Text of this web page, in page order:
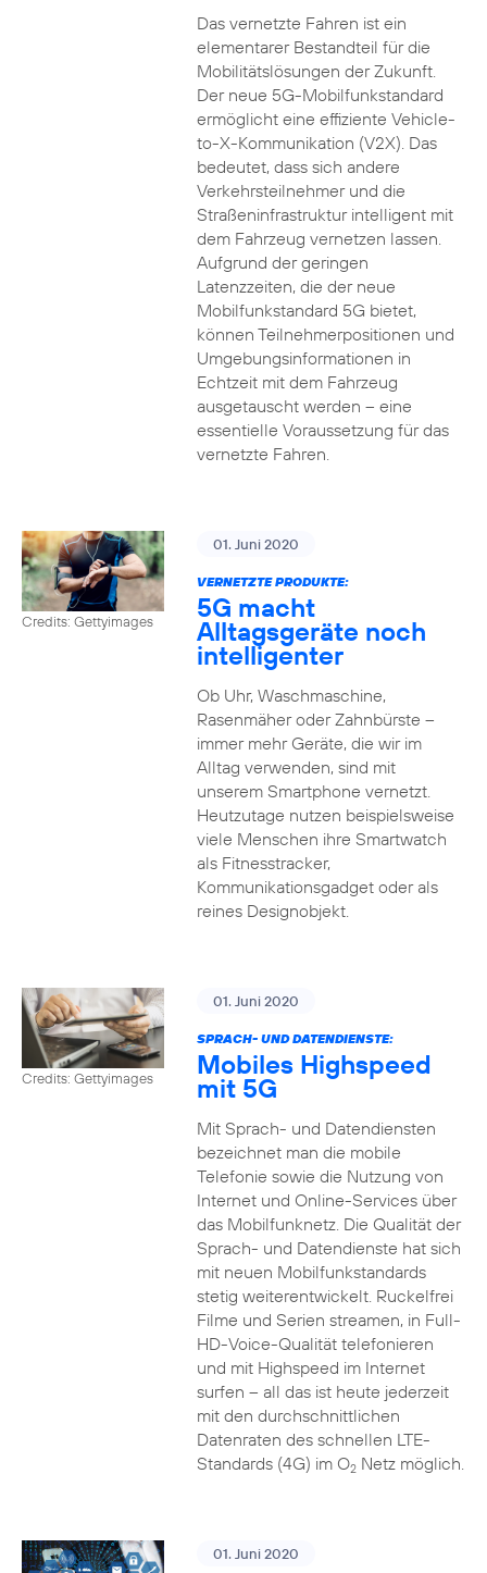
Das vernetzte Fahren ist ein
elementarer Bestandteil für die
Mobilitätslösungen der Zukunft.
Der neue 5G-Mobilfunkstandard
ermöglicht eine effiziente Vehicle-
to-X-Kommunikation (V2X). Das
bedeutet, dass sich andere
Verkehrsteilnehmer und die
Straßeninfrastruktur intelligent mit
dem Fahrzeug vernetzen lassen.
Aufgrund der geringen
Latenzzeiten, die der neue
Mobilfunkstandard 5G bietet,
können Teilnehmerpositionen und
Umgebungsinformationen in
Echtzeit mit dem Fahrzeug
ausgetauscht werden – eine
essentielle Voraussetzung für das
vernetzte Fahren.
Credits: Gettyimages
01. Juni 2020
VERNETZTE PRODUKTE:
5G macht
Alltagsgeräte noch
intelligenter
Ob Uhr, Waschmaschine,
Rasenmäher oder Zahnbürste –
immer mehr Geräte, die wir im
Alltag verwenden, sind mit
unserem Smartphone vernetzt.
Heutzutage nutzen beispielsweise
viele Menschen ihre Smartwatch
als Fitnesstracker,
Kommunikationsgadget oder als
reines Designobjekt.
Credits: Gettyimages
01. Juni 2020
SPRACH- UND DATENDIENSTE:
Mobiles Highspeed
mit 5G
Mit Sprach- und Datendiensten
bezeichnet man die mobile
Telefonie sowie die Nutzung von
Internet und Online-Services über
das Mobilfunknetz. Die Qualität der
Sprach- und Datendienste hat sich
mit neuen Mobilfunkstandards
stetig weiterentwickelt. Ruckelfrei
Filme und Serien streamen, in Full-
HD-Voice-Qualität telefonieren
und mit Highspeed im Internet
surfen – all das ist heute jederzeit
mit den durchschnittlichen
Datenraten des schnellen LTE-
Standards (4G) im O2Netz möglich.
01. Juni 2020